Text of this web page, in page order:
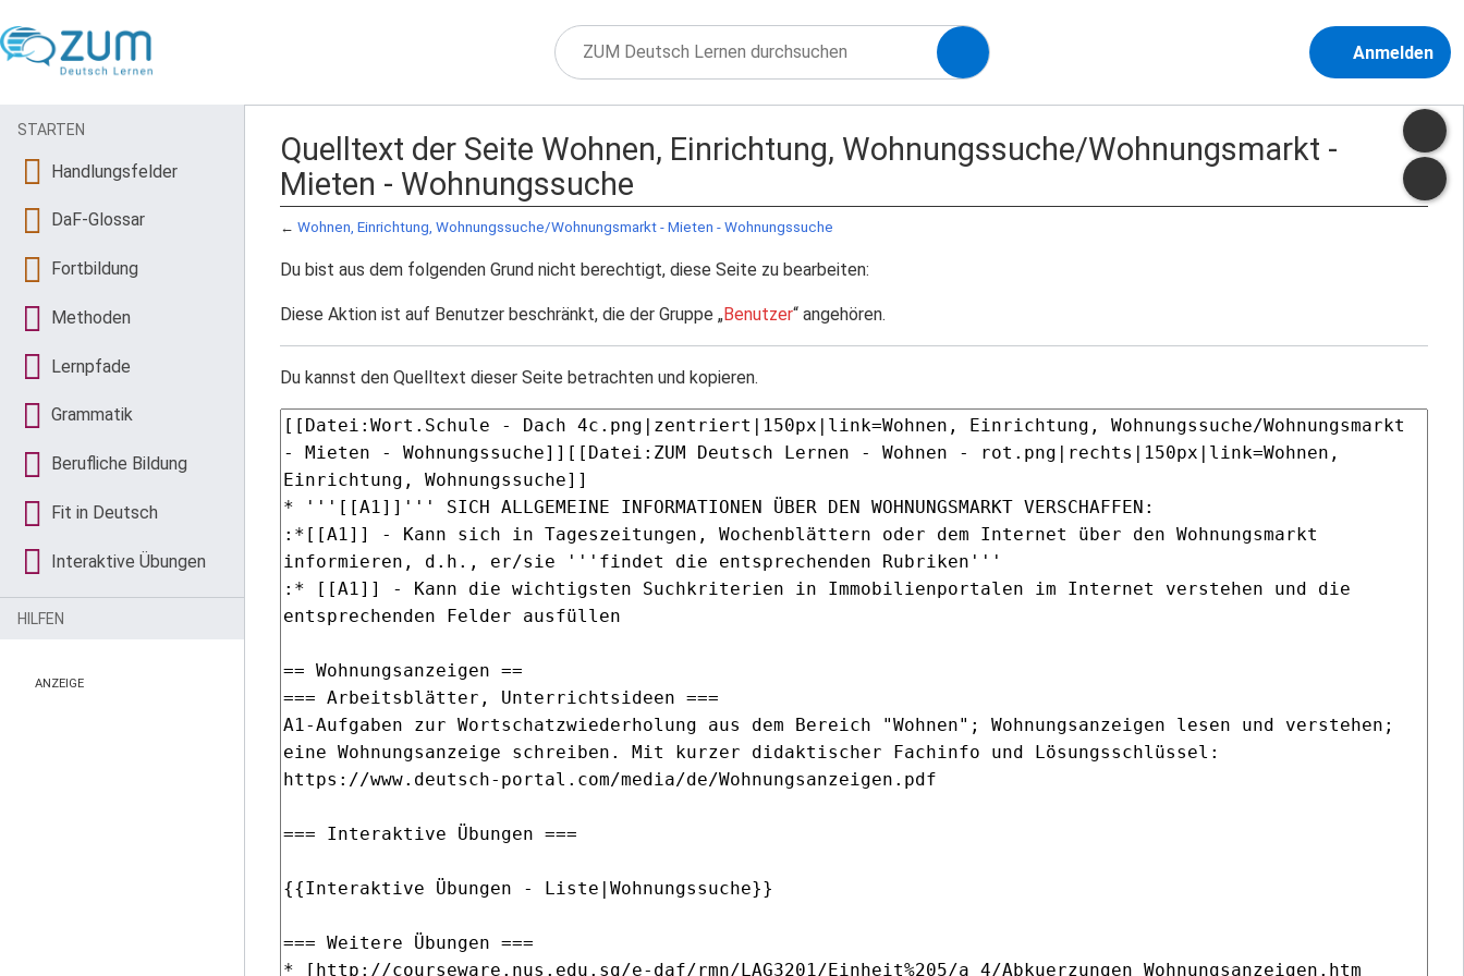
Anmelden
Quelltext der Seite Wohnen, Einrichtung, Wohnungssuche/Wohnungsmarkt -
Mieten - Wohnungssuche
← Wohnen, Einrichtung, Wohnungssuche/Wohnungsmarkt - Mieten - Wohnungssuche
Du bist aus dem folgenden Grund nicht berechtigt, diese Seite zu bearbeiten:
Diese Aktion ist auf Benutzer beschränkt, die der Gruppe „Benutzer“ angehören.
Du kannst den Quelltext dieser Seite betrachten und kopieren.
STARTEN
Handlungsfelder
DaF-Glossar
Fortbildung
Methoden
Lernpfade
Grammatik
Berufliche Bildung
Fit in Deutsch
Interaktive Übungen
HILFEN
ANZEIGE